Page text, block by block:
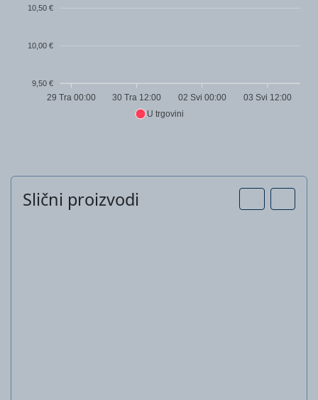
10,50 €
10,00 €
9,50 €
29 Tra 00:00 30 Tra 12:00 02 Svi 00:00 03 Svi 12:00
U trgovini
Slični proizvodi